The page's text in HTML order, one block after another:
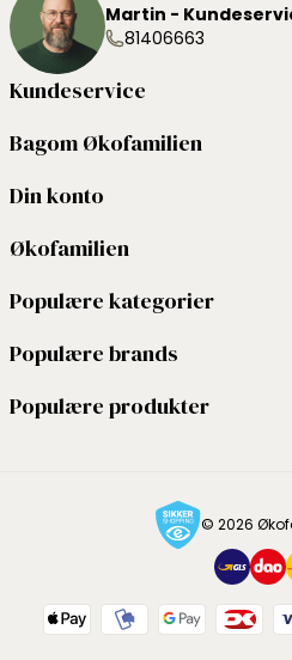
Martin -
81406663
Kundeservice
Bagom Økofamilien
Din konto
Økofamilien
Populære kategorier
Populære brands
Populære produkter
© 2026